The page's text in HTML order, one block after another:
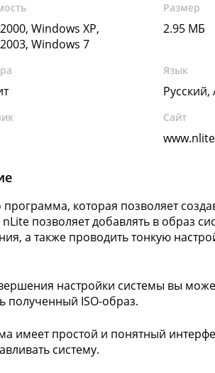
Windows XP,
Windows 7
Размер
2.95 МБ
Язык
Сайт
программа, которая позволяет
позволяет добавлять в образ
а также проводить тонкую
настройки системы вы
полученный ISO-образ.
имеет простой и понятный
систему.